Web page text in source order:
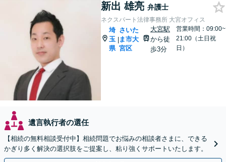
新出 雄亮 弁護士
ネクスパート法律事務所 大宮オフィス
埼
玉
県
|
さいた
ま市大
宮区
大宮駅
から徒
歩3分
営業時間：09:00~
21:00（土日祝
日）
遺言執行者の選任
【相続の無料相談受付中】相続問題でお悩みの相談者さまに、できる
かぎり多く解決の選択肢をご提案し、粘り強くサポートいたします。